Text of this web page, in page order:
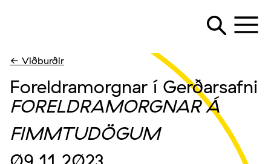
← Viðburðir
Foreldramorgnar í Gerðarsafni
FORELDRAMORGNAR Á
FIMMTUDÖGUM